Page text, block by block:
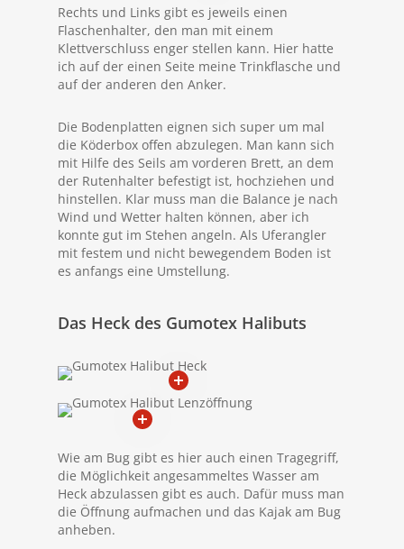
Rechts und Links gibt es jeweils einen
Flaschenhalter, den man mit einem
Klettverschluss enger stellen kann. Hier hatte
ich auf der einen Seite meine Trinkflasche und
auf der anderen den Anker.
Die Bodenplatten eignen sich super um mal
die Köderbox offen abzulegen. Man kann sich
mit Hilfe des Seils am vorderen Brett, an dem
der Rutenhalter befestigt ist, hochziehen und
hinstellen. Klar muss man die Balance je nach
Wind und Wetter halten können, aber ich
konnte gut im Stehen angeln. Als Uferangler
mit festem und nicht bewegendem Boden ist
es anfangs eine Umstellung.
Das Heck des Gumotex Halibuts
Wie am Bug gibt es hier auch einen Tragegriff,
die Möglichkeit angesammeltes Wasser am
Heck abzulassen gibt es auch. Dafür muss man
die Öffnung aufmachen und das Kajak am Bug
anheben.